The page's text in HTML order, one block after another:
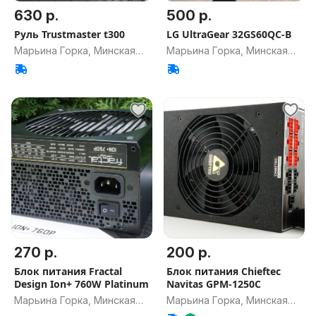
630 р.
Руль Trustmaster t300
Марьина Горка, Минская
обл.
500 р.
LG UltraGear 32GS60QC-B
Марьина Горка, Минская
обл.
270 р.
Блок питания Fractal
Design Ion+ 760W Platinum
Марьина Горка, Минская
200 р.
Блок питания Chieftec
Navitas GPM-1250C
Марьина Горка, Минская